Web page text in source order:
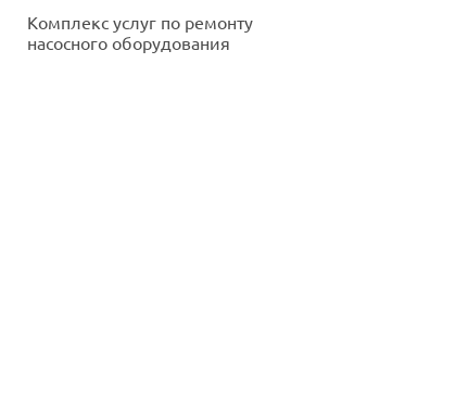
Комплекс услуг по ремонту
насосного оборудования